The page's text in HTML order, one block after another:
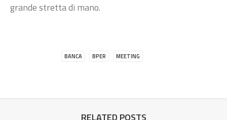
grande stretta di mano.
BANCA BPER MEETING
RELATED POSTS